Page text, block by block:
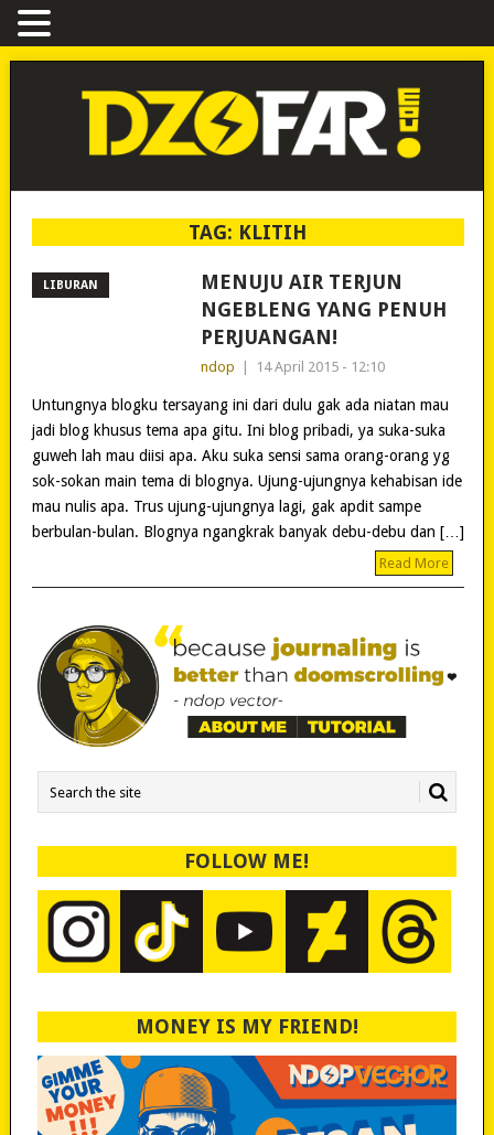
TAG: KLITIH
LIBURAN
MENUJU AIR TERJUN
NGEBLENG YANG PENUH
PERJUANGAN!
ndop 14 April 2015 - 12:10
Untungnya blogku tersayang ini dari dulu gak ada niatan mau
jadi blog khusus tema apa gitu. Ini blog pribadi, ya suka-suka
guweh lah mau diisi apa. Aku suka sensi sama orang-orang yg
sok-sokan main tema di blognya. Ujung-ujungnya kehabisan ide
mau nulis apa. Trus ujung-ujungnya lagi, gak apdit sampe
berbulan-bulan. Blognya ngangkrak banyak debu-debu dan […]
Read More
FOLLOW ME!
MONEY IS MY FRIEND!